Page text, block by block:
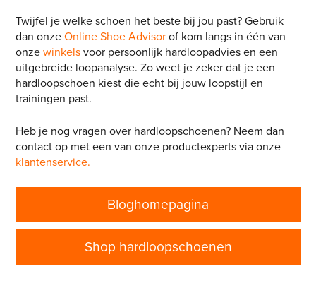
Twijfel je welke schoen het beste bij jou past? Gebruik
dan onze Online Shoe Advisorof kom langs in één van
onze winkelsvoor persoonlijk hardloopadvies en een
uitgebreide loopanalyse. Zo weet je zeker dat je een
hardloopschoen kiest die echt bij jouw loopstijl en
trainingen past.
Heb je nog vragen over hardloopschoenen? Neem dan
contact op met een van onze productexperts via onze
klantenservice.
Bloghomepagina
Shop hardloopschoenen